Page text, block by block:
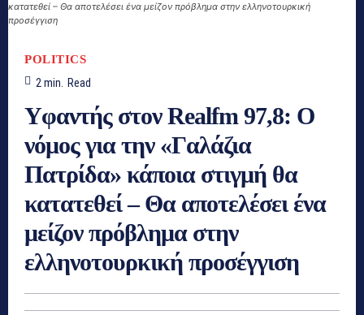
κατατεθεί – Θα αποτελέσει ένα μείζον πρόβλημα στην ελληνοτουρκική
προσέγγιση
POLITICS
2 min. Read
Yφαντής στον Realfm 97,8: Ο
νόμος για την «Γαλάζια
Πατρίδα» κάποια στιγμή θα
κατατεθεί – Θα αποτελέσει ένα
μείζον πρόβλημα στην
ελληνοτουρκική προσέγγιση